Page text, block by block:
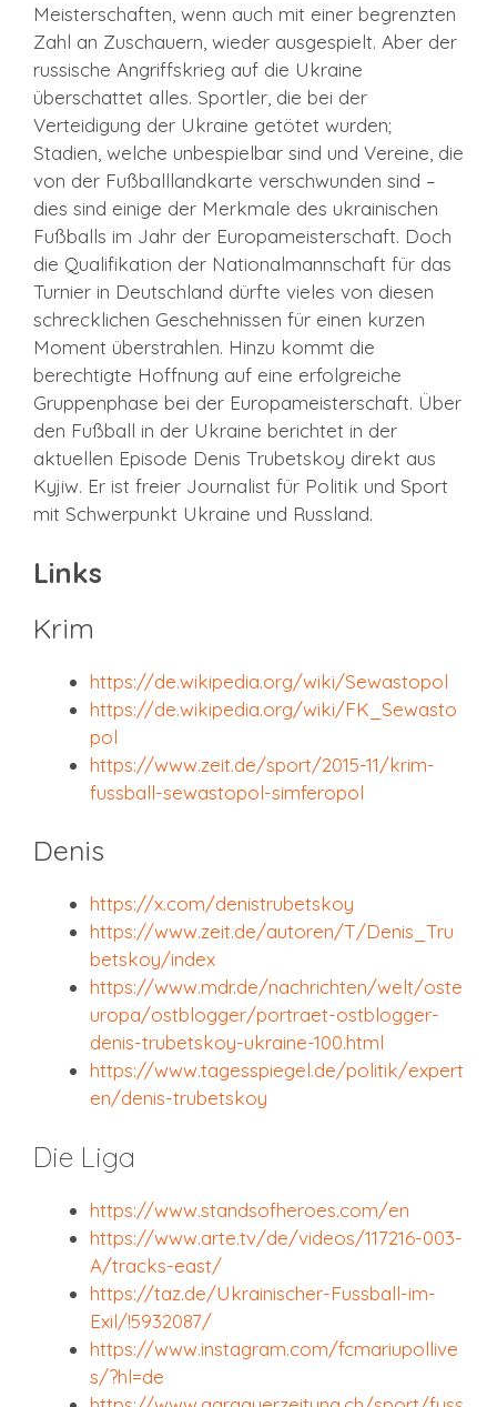
Meisterschaften, wenn auch mit einer begrenzten
Zahl an Zuschauern, wieder ausgespielt. Aber der
russische Angriffskrieg auf die Ukraine
überschattet alles. Sportler, die bei der
Verteidigung der Ukraine getötet wurden;
Stadien, welche unbespielbar sind und Vereine, die
von der Fußballlandkarte verschwunden sind –
dies sind einige der Merkmale des ukrainischen
Fußballs im Jahr der Europameisterschaft. Doch
die Qualifikation der Nationalmannschaft für das
Turnier in Deutschland dürfte vieles von diesen
schrecklichen Geschehnissen für einen kurzen
Moment überstrahlen. Hinzu kommt die
berechtigte Hoffnung auf eine erfolgreiche
Gruppenphase bei der Europameisterschaft. Über
den Fußball in der Ukraine berichtet in der
aktuellen Episode Denis Trubetskoy direkt aus
Kyjiw. Er ist freier Journalist für Politik und Sport
mit Schwerpunkt Ukraine und Russland.
Links
Krim
https://de.wikipedia.org/wiki/Sewastopol
https://de.wikipedia.org/wiki/FK_Sewasto
pol
https://www.zeit.de/sport/2015-11/krim-
fussball-sewastopol-simferopol
Denis
https://x.com/denistrubetskoy
https://www.zeit.de/autoren/T/Denis_Tru
betskoy/index
https://www.mdr.de/nachrichten/welt/oste
uropa/ostblogger/portraet-ostblogger-
denis-trubetskoy-ukraine-100.html
https://www.tagesspiegel.de/politik/expert
en/denis-trubetskoy
Die Liga
https://www.standsofheroes.com/en
https://www.arte.tv/de/videos/117216-003-
A/tracks-east/
https://taz.de/Ukrainischer-Fussball-im-
Exil/!5932087/
https://www.instagram.com/fcmariupollive
s/?hl=de